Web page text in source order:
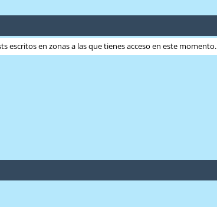
escritos en zonas a las que tienes acceso en este momento.